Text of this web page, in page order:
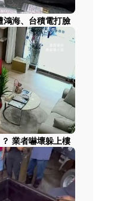
鴻海、台積電打臉
業者嚇壞躲上樓